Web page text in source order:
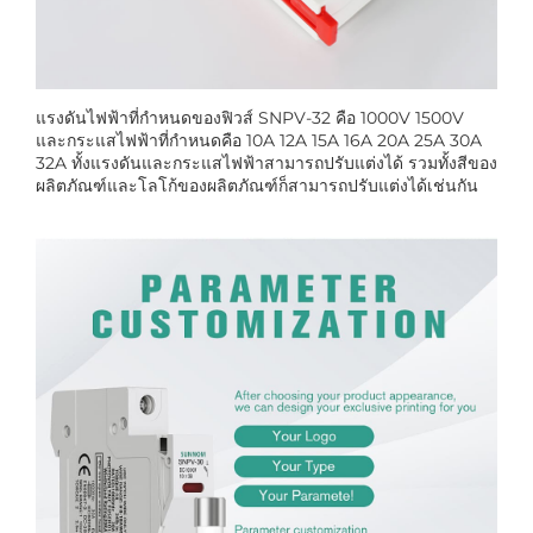
แรงดันไฟฟ้าที่กำหนดของฟิวส์ SNPV-32 คือ 1000V 1500V
และกระแสไฟฟ้าที่กำหนดคือ 10A 12A 15A 16A 20A 25A 30A
32A ทั้งแรงดันและกระแสไฟฟ้าสามารถปรับแต่งได้ รวมทั้งสีของ
ผลิตภัณฑ์และโลโก้ของผลิตภัณฑ์ก็สามารถปรับแต่งได้เช่นกัน